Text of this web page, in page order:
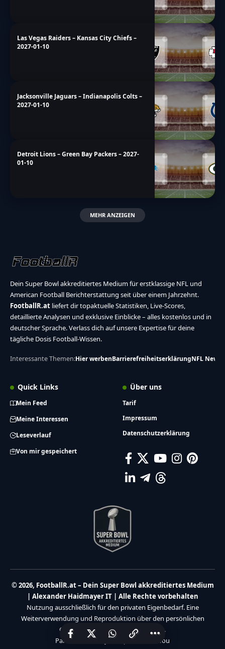
Las Vegas Raiders – Kansas City Chiefs –
2027-01-10
Jacksonville Jaguars – Indianapolis Colts –
2027-01-10
Detroit Lions – Green Bay Packers – 2027-
01-10
MEHR ANZEIGEN
Dein Super Bowl akkreditiertes Medium für erstklassige NFL und
American Football Berichterstattung seit über einem Jahrzehnt.
FootballR.at liefert dir topaktuelle Statistiken, Live-Scores,
detaillierte Analysen und exklusive Einblicke – alles kostenlos und in
deutscher Sprache. Verlass dich auf unsere Expertise für deine
tägliche Dosis Football-Wissen.
Interessante Themen:Hier werbenBarrierefreiheitserklärungNFL News
Quick Links
Mein Feed
Meine Interessen
Leseverlauf
Von mir gespeichert
Über uns
Tarif
Impressum
Datenschutzerklärung
© 2026, FootballR.at – Dein Super Bowl akkreditiertes Medium
| Alexander Haidmayer IT | Alle Rechte vorbehalten
Nutzung ausschließlich für den privaten Eigenbedarf. Eine
Weiterverwendung und Reproduktion über den persönlichen
Gebrauch hinaus ist nicht gestattet.
Partner:
Haidmayer IT We Care 4 You